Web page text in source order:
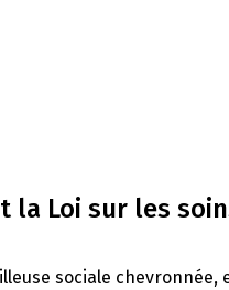
Loi sur les
sociale